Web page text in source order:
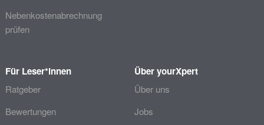
Nebenkostenabrechnung
prüfen
Für Leser*innen
Ratgeber
Bewertungen
Über yourXpert
Über uns
Jobs